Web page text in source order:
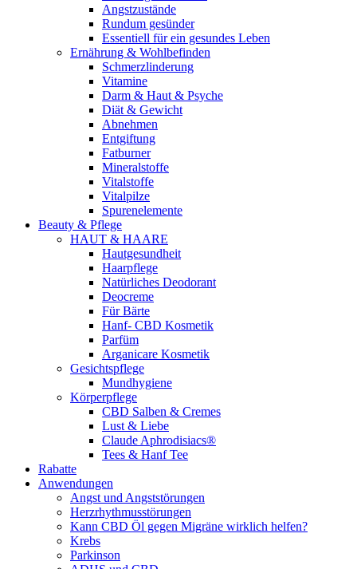
Angstzustände
Rundum gesünder
Essentiell für ein gesundes Leben
Ernährung & Wohlbefinden
Schmerzlinderung
Vitamine
Darm & Haut & Psyche
Diät & Gewicht
Abnehmen
Entgiftung
Fatburner
Mineralstoffe
Vitalstoffe
Vitalpilze
Spurenelemente
Beauty & Pflege
HAUT & HAARE
Hautgesundheit
Haarpflege
Natürliches Deodorant
Deocreme
Für Bärte
Hanf- CBD Kosmetik
Parfüm
Arganicare Kosmetik
Gesichtspflege
Mundhygiene
Körperpflege
CBD Salben & Cremes
Lust & Liebe
Claude Aphrodisiacs®
Tees & Hanf Tee
Rabatte
Anwendungen
Angst und Angststörungen
Herzrhythmusstörungen
Kann CBD Öl gegen Migräne wirklich helfen?
Krebs
Parkinson